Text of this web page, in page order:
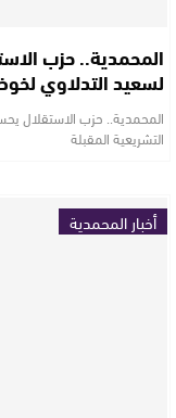
المحمدية.. حزب
لسعيد التدلاوي
المحمدية.. حزب الاستقلال
التشريعية المقبلة
أخبار المحمدية